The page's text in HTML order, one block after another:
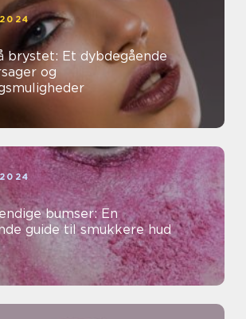
brystet: Et dybdegående
og
bumser: En
guide til smukkere hud